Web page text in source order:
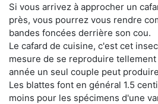
Si vous arrivez à approcher un
près, vous pourrez vous rendre
bandes foncées derrière son cou.
Le cafard de cuisine, c'est cet
mesure de se reproduire
année un seul couple peut
Les blattes font en général 1.5
moins pour les spécimens d'une